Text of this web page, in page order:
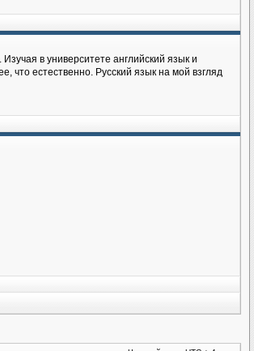
в университете английский язык и
что естественно. Русский язык на мой взгляд